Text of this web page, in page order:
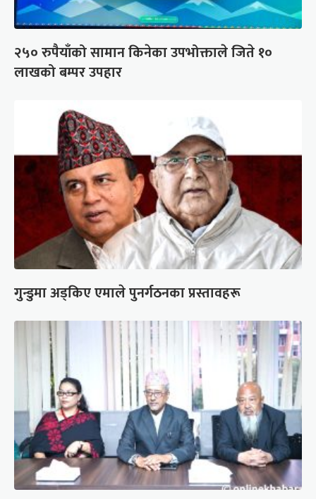
२५० रुपैयाँको सामान किनेका उपभोक्ताले जिते १०
लाखको बम्पर उपहार
गुन्डुमा अड्किए एमाले पुनर्गठनका प्रस्तावहरू